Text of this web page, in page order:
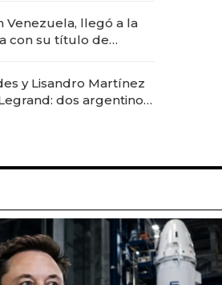
Venezuela, llegó a la
con su título de
"fast premium"
y Lisandro Martínez
dos argentinos